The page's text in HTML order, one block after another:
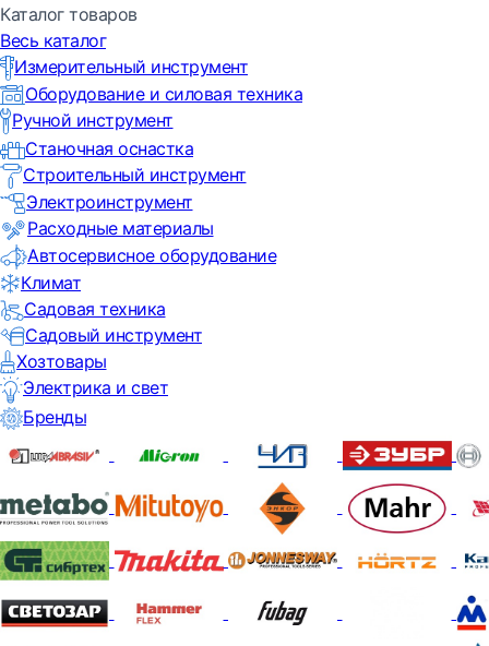
Каталог товаров
Весь каталог
Измерительный инструмент
Оборудование и силовая техника
Ручной инструмент
Станочная оснастка
Строительный инструмент
Электроинструмент
Расходные материалы
Автосервисное оборудование
Климат
Садовая техника
Садовый инструмент
Хозтовары
Электрика и свет
Бренды